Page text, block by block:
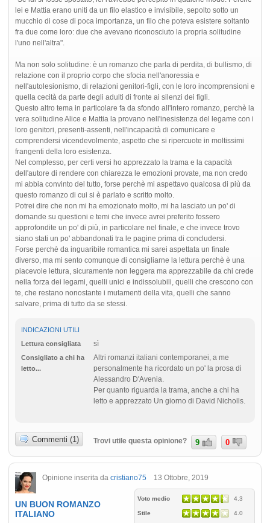
lei e Mattia erano uniti da un filo elastico e invisibile, sepolto sotto un
mucchio di cose di poca importanza, un filo che poteva esistere soltanto
fra due come loro: due che avevano riconosciuto la propria solitudine
l'uno nell'altra".
Ma non solo solitudine: è un romanzo che parla di perdita, di bullismo, di
relazione con il proprio corpo che sfocia nell'anoressia e
nell'autolesionismo, di relazioni genitori-figli, con le loro incomprensioni e
quella cecità da parte degli adulti di fronte ai silenzi dei figli.
Questo altro tema in particolare fa da sfondo all'intero romanzo, perchè la
vera solitudine Alice e Mattia la provano nell'inesistenza del legame con i
loro genitori, presenti-assenti, nell'incapacità di comunicare e
comprendersi vicendevolmente, aspetto che si ripercuote in moltissimi
frangenti della loro esistenza.
Nel complesso, per certi versi ho apprezzato la trama e la capacità
dell'autore di rendere con chiarezza le emozioni provate, ma non credo
mi abbia convinto del tutto, forse perchè mi aspettavo qualcosa di più da
questo romanzo di cui si è parlato e scritto molto.
Potrei dire che non mi ha emozionato molto, mi ha lasciato un po' di
domande su questioni e temi che invece avrei preferito fossero
approfondite un po' di più, in particolare nel finale, e che invece trovo
siano stati un po' abbandonati tra le pagine prima di concludersi.
Forse perchè da inguaribile romantica mi sarei aspettata un finale
diverso, ma mi sento comunque di consigliarne la lettura perchè è una
piacevole lettura, sicuramente non leggera ma apprezzabile da chi crede
nella forza dei legami, quelli unici e indissolubili, quelli che crescono con
te, che restano nonostante i mutamenti della vita, quelli che sanno
salvare, prima di tutto da se stessi.
INDICAZIONI UTILI
Lettura consigliata
sì
Consigliato a chi ha
letto...
Altri romanzi italiani contemporanei, a me
personalmente ha ricordato un po' la prosa di
Alessandro D'Avenia.
Per quanto riguarda la trama, anche a chi ha
letto e apprezzato Un giorno di David Nicholls.
Commenti (1) Trovi utile questa opinione? 9 0
Opinione inserita da cristiano75 13 Ottobre, 2019
Voto medio 4.3
Stile 4.0
UN BUON ROMANZO
ITALIANO